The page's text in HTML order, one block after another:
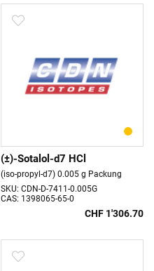
(±)-Sotalol-d7 HCl
(iso-propyl-d7) 0.005 g Packung
SKU: CDN-D-7411-0.005G
CAS: 1398065-65-0
CHF 1'306.70